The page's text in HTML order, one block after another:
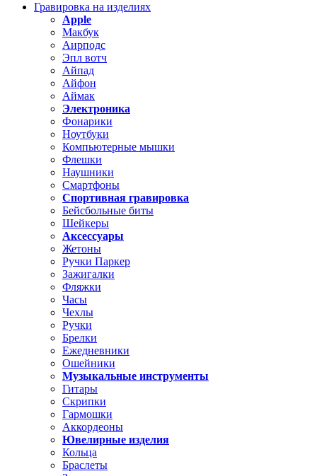
Гравировка на изделиях
Apple
Макбук
Аирподс
Эпл вотч
Айпад
Айфон
Аймак
Электроника
Фонарики
Ноутбуки
Компьютерные мышки
Флешки
Наушники
Смартфоны
Спортивная гравировка
Бейсбольные биты
Шейкеры
Аксессуары
Жетоны
Ручки Паркер
Зажигалки
Фляжки
Часы
Чехлы
Ручки
Брелки
Ежедневники
Ошейники
Музыкальные инструменты
Гитары
Скрипки
Гармошки
Аккордеоны
Ювелирные изделия
Кольца
Браслеты